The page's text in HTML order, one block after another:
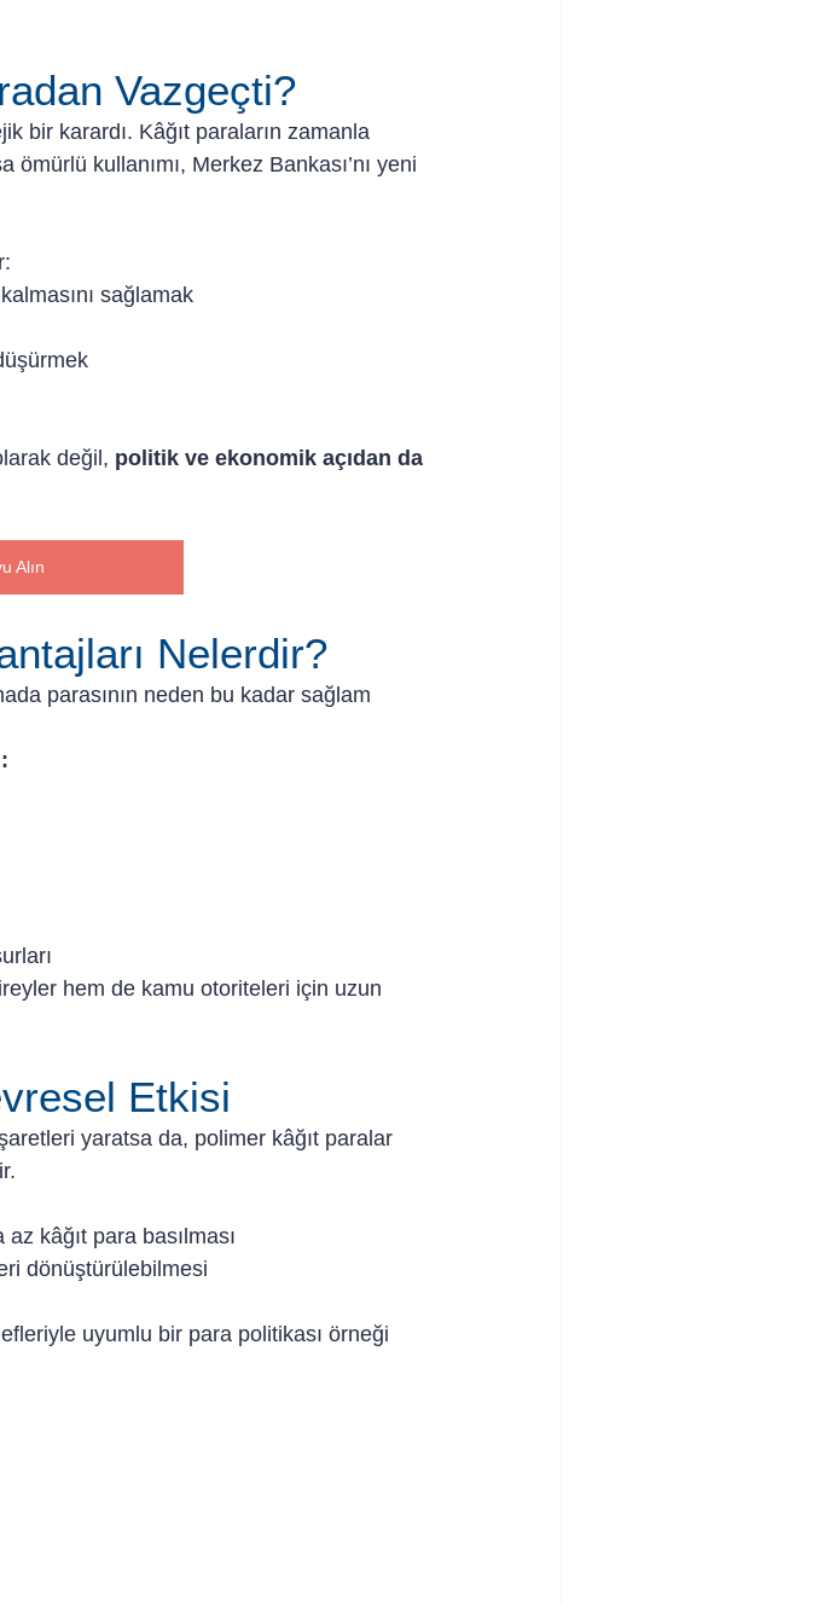
Vazgeçti?
bir karardı. Kâğıt paraların zamanla
ömürlü kullanımı, Merkez Bankası’nı yeni
sağlamak
değil, politik ve ekonomik açıdan da
Alın
Nelerdir?
parasının neden bu kadar sağlam
hem de kamu otoriteleri için uzun
Etkisi
yaratsa da, polimer kâğıt paralar
kâğıt para basılması
dönüştürülebilmesi
uyumlu bir para politikası örneği